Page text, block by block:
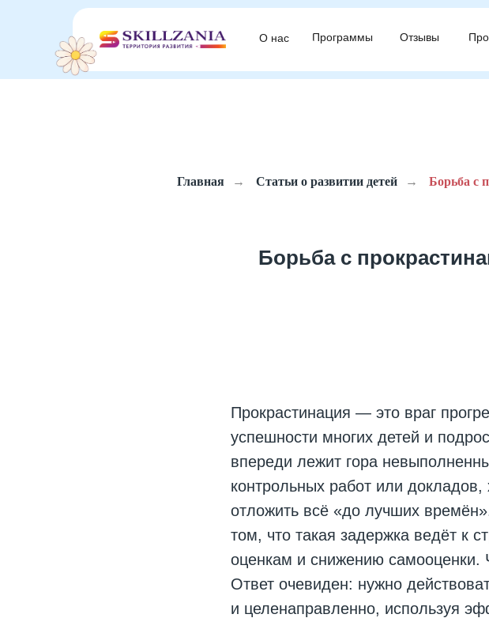
О нас Программы Отзывы
О нас Программы Отзывы
Главная → Статьи о развитии детей → Борьба с
Борьба с
Прокрастинация — это враг
успешности многих детей и
впереди лежит гора
контрольных работ или докладов,
отложить всё «до лучших
том, что такая задержка ведёт к
оценкам и снижению самооценки.
Ответ очевиден: нужно
и целенаправленно, используя